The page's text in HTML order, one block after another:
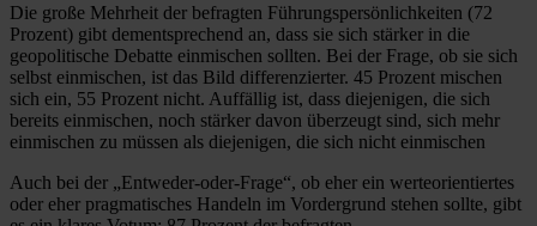
Die große Mehrheit der befragten Führungspersönlichkeiten (72
Prozent) gibt dementsprechend an, dass sie sich stärker in die
geopolitische Debatte einmischen sollten. Bei der Frage, ob sie sich
selbst einmischen, ist das Bild differenzierter. 45 Prozent mischen
sich ein, 55 Prozent nicht. Auffällig ist, dass diejenigen, die sich
bereits einmischen, noch stärker davon überzeugt sind, sich mehr
einmischen zu müssen als diejenigen, die sich nicht einmischen
Auch bei der „Entweder-oder-Frage“, ob eher ein werteorientiertes
oder eher pragmatisches Handeln im Vordergrund stehen sollte, gibt